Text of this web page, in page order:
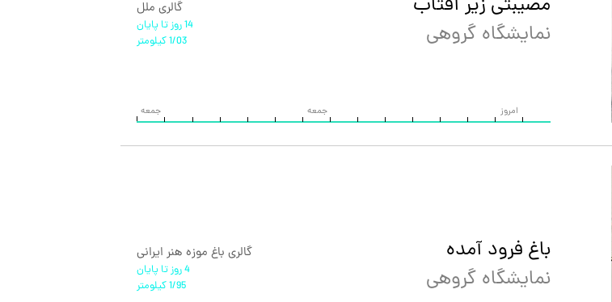
مصیبتی زیر آفتاب
نمایشگاه گروهی
گالری ملل
14 روز تا پایان
1/03 کیلومتر
امروز جمعه جمعه
باغ فرود آمده
نمایشگاه گروهی
گالری باغ موزه هنر ایرانی
4 روز تا پایان
1/95 کیلومتر